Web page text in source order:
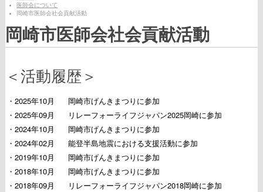
医師会について
岡崎市医師会社会貢献活動
岡崎市医師会社会貢献活動
＜活動履歴＞
・2025年10月
岡崎市げんきまつりに参加
・2025年09月
リレーフォーライフジャパン2025岡崎に参加
・2024年10月
岡崎市げんきまつりに参加
・2024年02月
能登半島地震における支援活動に参加
・2019年10月
岡崎市げんきまつりに参加
・2018年10月
岡崎市げんきまつりに参加
・2018年09月
リレーフォーライフジャパン2018岡崎に参加